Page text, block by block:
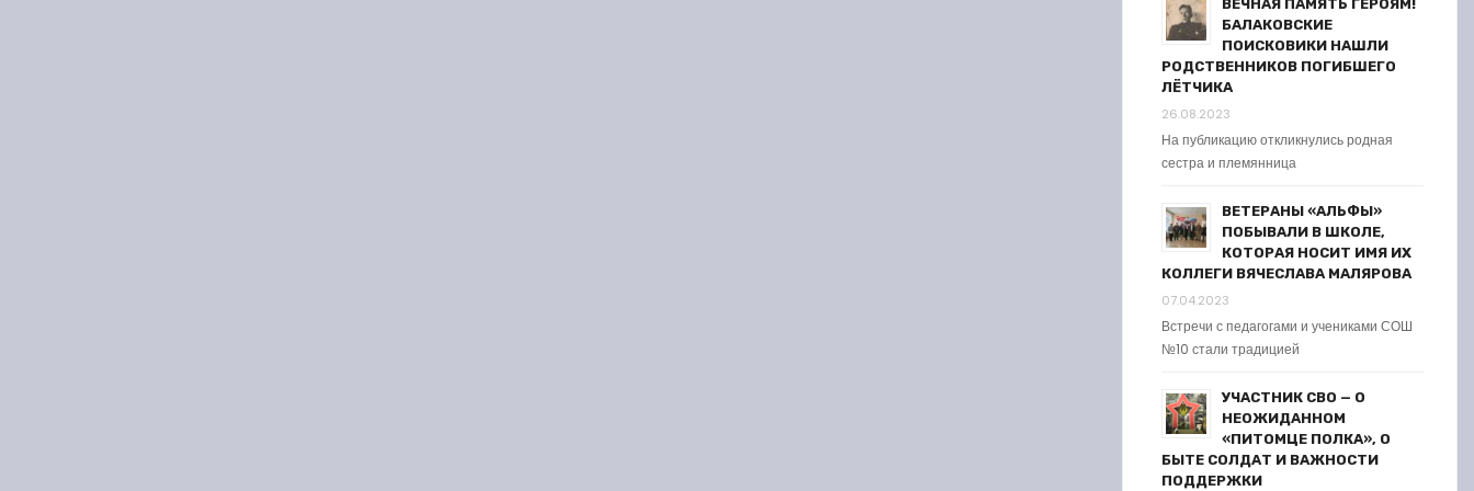
ВЕЧНАЯ ПАМЯТЬ ГЕРОЯМ!
БАЛАКОВСКИЕ
ПОИСКОВИКИ НАШЛИ
РОДСТВЕННИКОВ ПОГИБШЕГО
ЛЁТЧИКА
26.08.2023
На публикацию откликнулись родная
сестра и племянница
ВЕТЕРАНЫ «АЛЬФЫ»
ПОБЫВАЛИ В ШКОЛЕ,
КОТОРАЯ НОСИТ ИМЯ ИХ
КОЛЛЕГИ ВЯЧЕСЛАВА МАЛЯРОВА
07.04.2023
Встречи с педагогами и учениками СОШ
№10 стали традицией
УЧАСТНИК СВО — О
НЕОЖИДАННОМ
«ПИТОМЦЕ ПОЛКА», О
БЫТЕ СОЛДАТ И ВАЖНОСТИ
ПОДДЕРЖКИ